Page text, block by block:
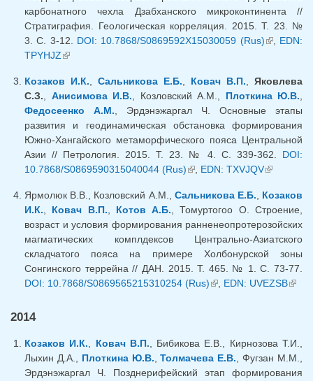
карбонатного чехла Дзабханского микроконтинента //
Стратиграфия. Геологическая корреляция. 2015. Т. 23. №
3. С. 3-12. DOI: 10.7868/S0869592X15030059 (Rus)(внешняя
, EDN:
TPYHJZ(внешняя ссылка)
Козаков И.К., Сальникова Е.Б., Ковач В.П., Яковлева
С.З., Анисимова И.В., Козловский А.М., Плоткина Ю.В.,
Федосеенко А.М., Эрдэнэжаргал Ч. Основные этапы
развития и геодинамическая обстановка формирования
Южно-Хангайского метаморфического пояса Центральной
Азии // Петрология. 2015. Т. 23. № 4. С. 339-362. DOI:
10.7868/S0869590315040044 (Rus)(внешняя ссылка)
, EDN: TXVJQV(внешняя
Ярмолюк В.В., Козловский А.М., Сальникова Е.Б., Козаков
И.К., Ковач В.П., Котов А.Б., Томуртогоо О. Строение,
возраст и условия формирования ранненеопротерозойских
магматических комплдексов Центрально-Азиатского
складчатого пояса на примере Холбонурской зоны
Сонгинского террейна // ДАН. 2015. Т. 465. № 1. С. 73-77.
DOI: 10.7868/S0869565215310254 (Rus)(внешняя ссылка)
, EDN: UVEZSB
2014
Козаков И.К. Ковач В.П. , Бибикова Е.В., Кирнозова Т.И.,
Лыхин Д.А., Плоткина Ю.В. ,Толмачева Е.В. , Фугзан М.М.,
Эрдэнэжаргал Ч. Позднерифейский этап формирования